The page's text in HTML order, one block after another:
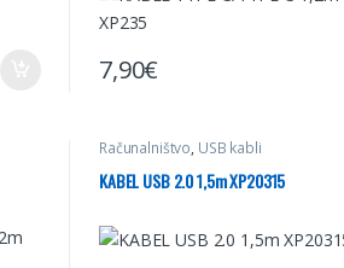
7,90€
Računalništvo, USB kabli
KABEL USB 2.0 1,5m XP20315